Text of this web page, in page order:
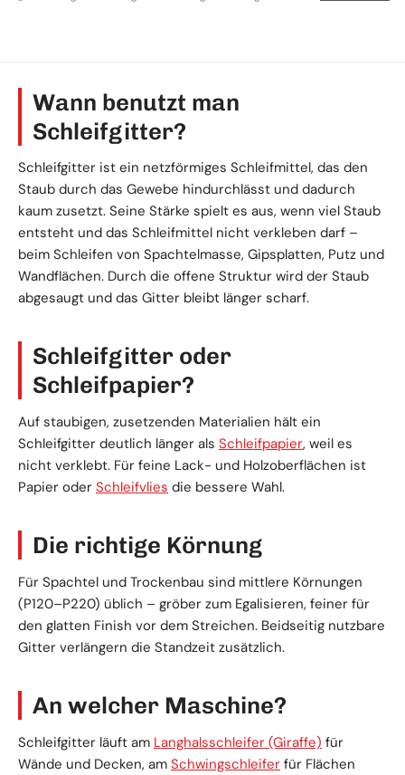
Wann benutzt man
Schleifgitter?
Schleifgitter ist ein netzförmiges Schleifmittel, das den
Staub durch das Gewebe hindurchlässt und dadurch
kaum zusetzt. Seine Stärke spielt es aus, wenn viel Staub
entsteht und das Schleifmittel nicht verkleben darf –
beim Schleifen von Spachtelmasse, Gipsplatten, Putz und
Wandflächen. Durch die offene Struktur wird der Staub
abgesaugt und das Gitter bleibt länger scharf.
Schleifgitter oder
Schleifpapier?
Auf staubigen, zusetzenden Materialien hält ein
Schleifgitter deutlich länger als Schleifpapier, weil es
nicht verklebt. Für feine Lack- und Holzoberflächen ist
Papier oder Schleifvlies die bessere Wahl.
Die richtige Körnung
Für Spachtel und Trockenbau sind mittlere Körnungen
(P120–P220) üblich – gröber zum Egalisieren, feiner für
den glatten Finish vor dem Streichen. Beidseitig nutzbare
Gitter verlängern die Standzeit zusätzlich.
An welcher Maschine?
Schleifgitter läuft am Langhalsschleifer (Giraffe) für
Wände und Decken, am Schwingschleifer für Flächen